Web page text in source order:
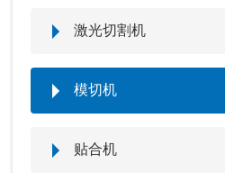
激光切割机
模切机
贴合机